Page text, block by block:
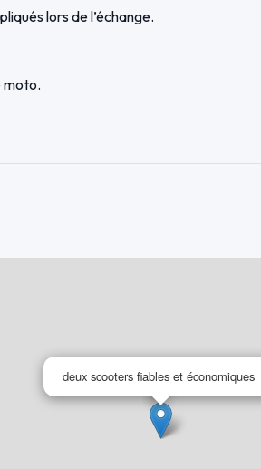
lors de l’échange.
moto.
deux scooters fiables et économiques